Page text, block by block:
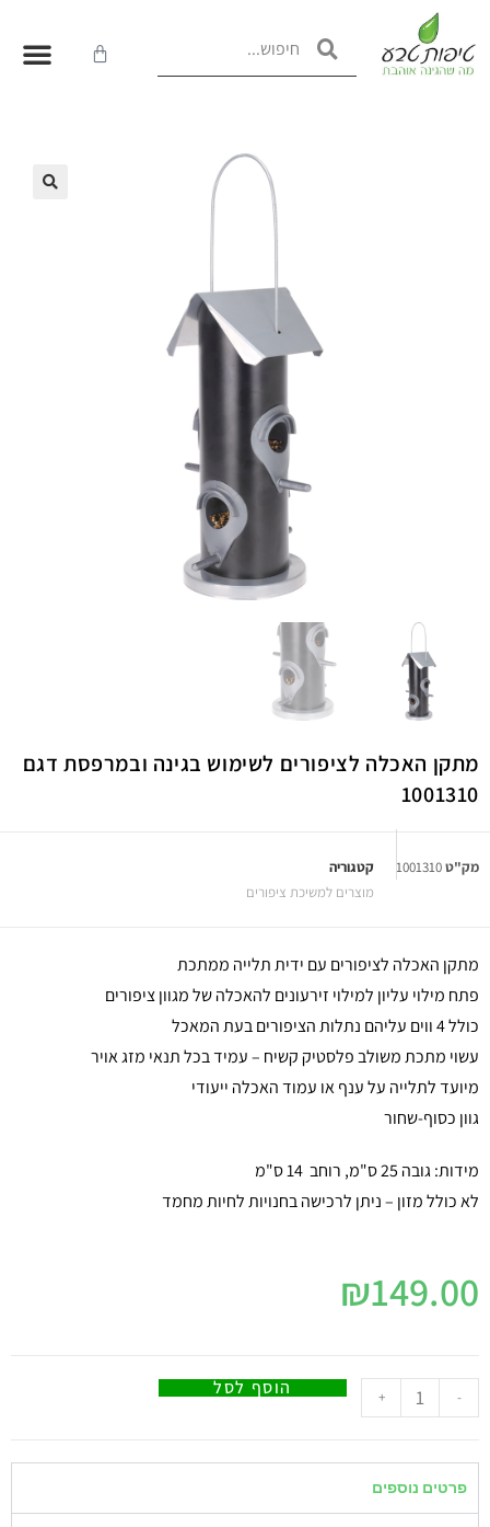
מתקן האכלה לציפורים לשימוש בגינה ובמרפסת דגם
1001310
מק"ט1001310
קטגוריה
מוצרים למשיכת ציפורים
מתקן האכלה לציפורים עם ידית תלייה ממתכת
פתח מילוי עליון למילוי זירעונים להאכלה של מגוון ציפורים
כולל 4 ווים עליהם נתלות הציפורים בעת המאכל
עשוי מתכת משולב פלסטיק קשיח – עמיד בכל תנאי מזג אויר
מיועד לתלייה על ענף או עמוד האכלה ייעודי
גוון כסוף-שחור
מידות: גובה 25 ס"מ, רוחב 14 ס"מ
לא כולל מזון – ניתן לרכישה בחנויות לחיות מחמד
₪149.00
-
+ הוסף לסל
פרטים נוספים